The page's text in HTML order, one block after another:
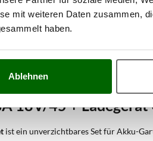
mit weiteren Daten zusammen,
haben.
Ablehnen
18V/45 + Ladegerät
ist ein unverzichtbares Set für Akku-